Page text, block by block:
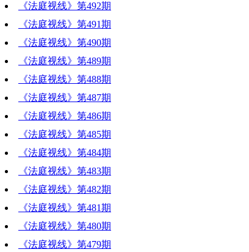
《法庭视线》第492期
《法庭视线》第491期
《法庭视线》第490期
《法庭视线》第489期
《法庭视线》第488期
《法庭视线》第487期
《法庭视线》第486期
《法庭视线》第485期
《法庭视线》第484期
《法庭视线》第483期
《法庭视线》第482期
《法庭视线》第481期
《法庭视线》第480期
《法庭视线》第479期